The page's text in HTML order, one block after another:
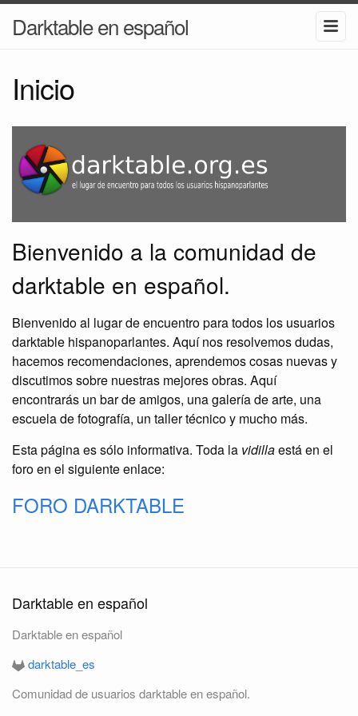
Darktable en español
Inicio
Bienvenido a la comunidad de
darktable en español.
Bienvenido al lugar de encuentro para todos los usuarios
darktable hispanoparlantes. Aquí nos resolvemos dudas,
hacemos recomendaciones, aprendemos cosas nuevas y
discutimos sobre nuestras mejores obras. Aquí
encontrarás un bar de amigos, una galería de arte, una
escuela de fotografía, un taller técnico y mucho más.
Esta página es sólo informativa. Toda la vidillaestá en el
foro en el siguiente enlace:
FORO DARKTABLE
Darktable en español
Darktable en español
darktable_es
Comunidad de usuarios darktable en español.